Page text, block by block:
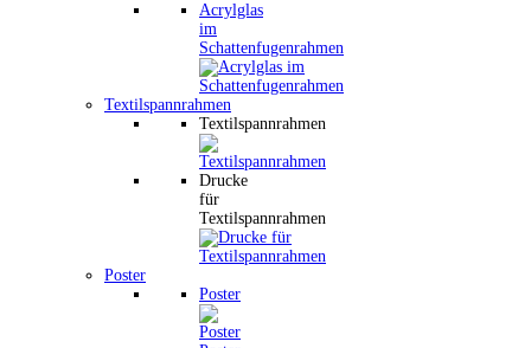
Acrylglas
im
Schattenfugenrahmen
Textilspannrahmen
Textilspannrahmen
Drucke
für
Textilspannrahmen
Poster
Poster